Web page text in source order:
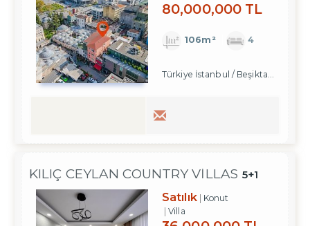
80,000,000 TL
106m² 4
Türkiye İstanbul / Beşiktaş/
KILIÇ CEYLAN COUNTRY VILLAS 5+1
Satılık
Konut
Villa